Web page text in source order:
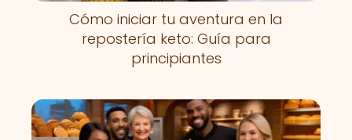
Cómo iniciar tu aventura en la
repostería keto: Guía para
principiantes